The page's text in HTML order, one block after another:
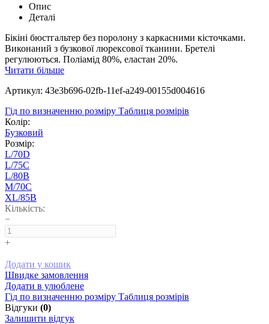
Опис
Деталі
Бікіні бюстгальтер без поролону з каркасними кісточками.
Виконаний з бузкової люрексової тканини. Бретелі
регулюються. Поліамід 80%, еластан 20%.
Читати більше
Артикул: 43e3b696-02fb-11ef-a249-00155d004616
Гід по визначенню розміру Таблиця розмірів
Колір:
Бузковий
Розмір:
L/70D
L/75C
L/80B
M/70C
XL/85B
Кількість:
−
+
Додати у кошик
Швидке замовлення
Додати в улюблене
Гід по визначенню розміру Таблиця розмірів
Відгуки (0)
Залишити відгук